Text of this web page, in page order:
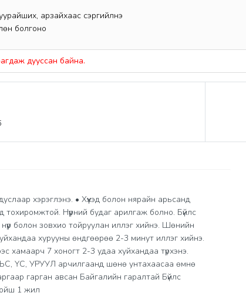
арзайхаас сэргийлнэ
болгоно
дууссан байна.
хэрэглэнэ. • Хүүхэд болон нярайн арьсанд
Нүүрний будаг арилгаж болно. Бүйлс
болон зовхио тойруулан иллэг хийнэ. Шөнийн
хурууны өндгөөрөө 2-3 минут иллэг хийнэ.
хамаарч 7 хоногт 2-3 удаа хуйхандаа түрхэнэ.
ҮС, УРУУЛ арчилгаанд шөнө унтахаасаа өмнө
гарган авсан Байгалийн гаралтай Бүйлс
1 жил